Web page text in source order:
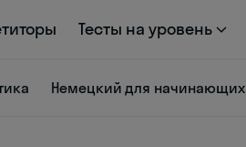
Тесты на уровень
Немецкий для начинающих